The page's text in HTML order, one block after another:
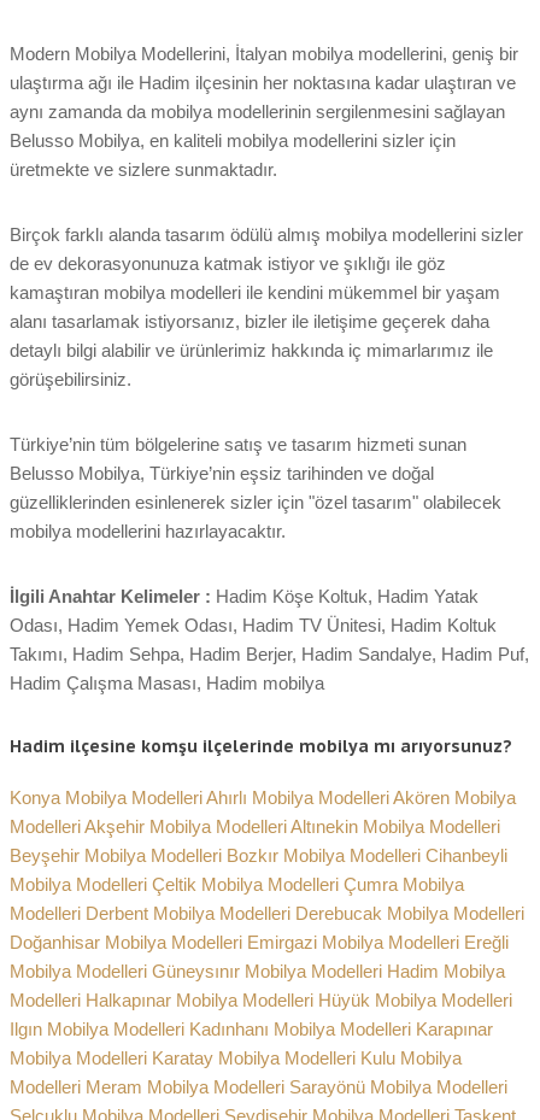
Modern Mobilya Modellerini, İtalyan mobilya modellerini, geniş bir
ulaştırma ağı ile Hadim ilçesinin her noktasına kadar ulaştıran ve
aynı zamanda da mobilya modellerinin sergilenmesini sağlayan
Belusso Mobilya, en kaliteli mobilya modellerini sizler için
üretmekte ve sizlere sunmaktadır.
Birçok farklı alanda tasarım ödülü almış mobilya modellerini sizler
de ev dekorasyonunuza katmak istiyor ve şıklığı ile göz
kamaştıran mobilya modelleri ile kendini mükemmel bir yaşam
alanı tasarlamak istiyorsanız, bizler ile iletişime geçerek daha
detaylı bilgi alabilir ve ürünlerimiz hakkında iç mimarlarımız ile
görüşebilirsiniz.
Türkiye’nin tüm bölgelerine satış ve tasarım hizmeti sunan
Belusso Mobilya, Türkiye’nin eşsiz tarihinden ve doğal
güzelliklerinden esinlenerek sizler için "özel tasarım" olabilecek
mobilya modellerini hazırlayacaktır.
İlgili Anahtar Kelimeler : Hadim Köşe Koltuk, Hadim Yatak
Odası, Hadim Yemek Odası, Hadim TV Ünitesi, Hadim Koltuk
Takımı, Hadim Sehpa, Hadim Berjer, Hadim Sandalye, Hadim Puf,
Hadim Çalışma Masası, Hadim mobilya
Hadim ilçesine komşu ilçelerinde mobilya mı arıyorsunuz?
Konya Mobilya ModelleriAhırlı Mobilya ModelleriAkören Mobilya
ModelleriAkşehir Mobilya ModelleriAltınekin Mobilya Modelleri
Beyşehir Mobilya Modelleri Bozkır Mobilya Modelleri Cihanbeyli
Mobilya Modelleri Çeltik Mobilya Modelleri Çumra Mobilya
Modelleri Derbent Mobilya Modelleri Derebucak Mobilya Modelleri
Doğanhisar Mobilya Modelleri Emirgazi Mobilya Modelleri Ereğli
Mobilya Modelleri Güneysınır Mobilya Modelleri Hadim Mobilya
Modelleri Halkapınar Mobilya Modelleri Hüyük Mobilya Modelleri
Ilgın Mobilya Modelleri Kadınhanı Mobilya Modelleri Karapınar
Mobilya Modelleri Karatay Mobilya Modelleri Kulu Mobilya
Modelleri Meram Mobilya Modelleri Sarayönü Mobilya Modelleri
Selçuklu Mobilya Modelleri Seydişehir Mobilya Modelleri Taşkent